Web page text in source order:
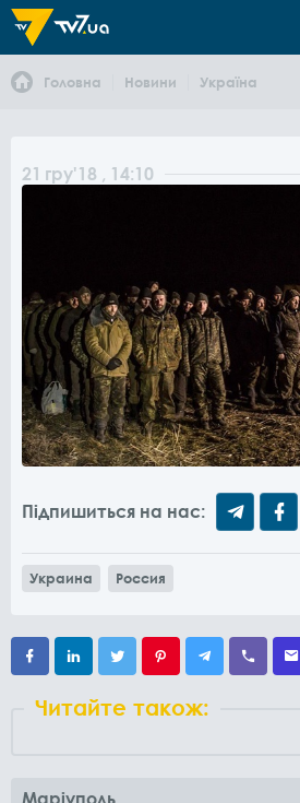
Головна Новини Україна
21 гру'18 , 14:10
Підпишиться на нас:
Украина Россия
Читайте також:
Маріуполь